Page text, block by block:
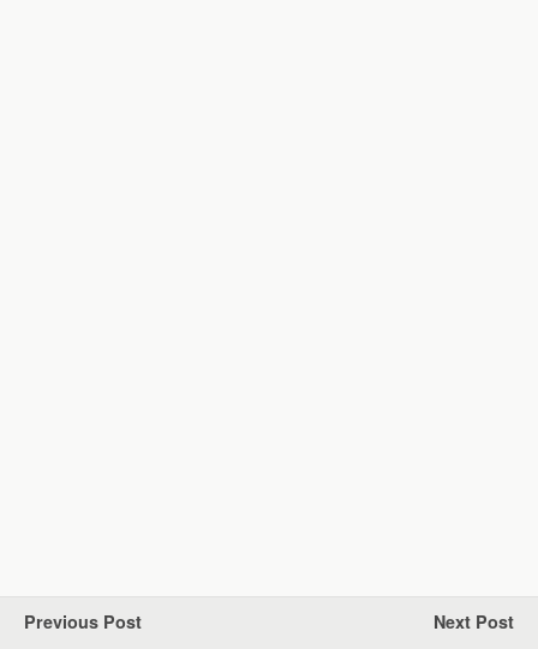
Previous Post Next Post